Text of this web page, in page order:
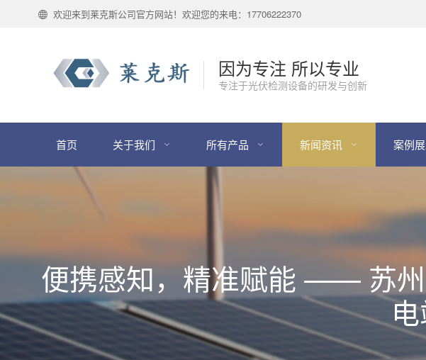
欢迎来到莱克斯公司官方网站！欢迎您的来电：17706222370
因为专注 所以专业
专注于光伏检测设备的研发与创新
首页 关于我们 所有产品 新闻资讯 案例
便携感知，精准赋能 —— 苏